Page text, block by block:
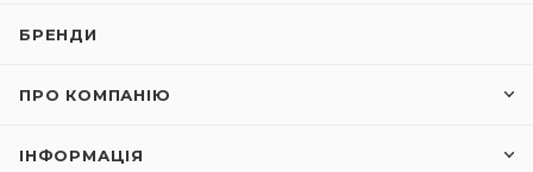
БРЕНДИ
ПРО КОМПАНІЮ
ІНФОРМАЦІЯ